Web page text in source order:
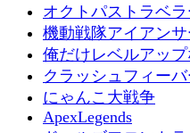
オクトパストラベ
機動戦隊アイアン
俺だけレベルアッ
クラッシュフィー
にゃんこ大戦争
ApexLegends